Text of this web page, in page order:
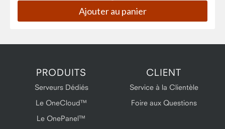
PRODUITS
Serveurs Dédiés
Le OneCloud™
Le OnePanel™
CLIENT
Service à la Clientèle
Foire aux Questions